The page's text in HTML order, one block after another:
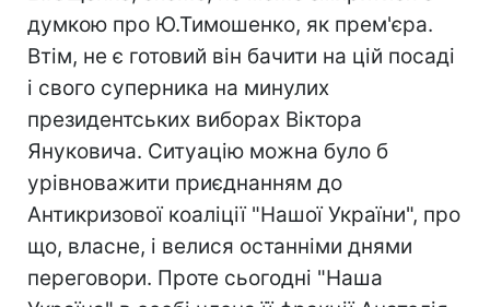
думкою про Ю.Тимошенко, як прем'єра.
Втім, не є готовий він бачити на цій посаді
і свого суперника на минулих
президентських виборах Віктора
Януковича. Ситуацію можна було б
урівноважити приєднанням до
Антикризової коаліції "Нашої України", про
що, власне, і велися останніми днями
переговори. Проте сьогодні "Наша